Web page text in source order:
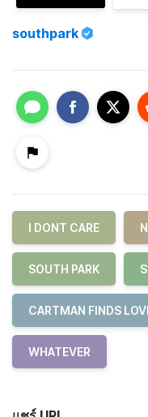
southpark
I DONT CARE
SOUTH PARK
CARTMAN FINDS
WHATEVER